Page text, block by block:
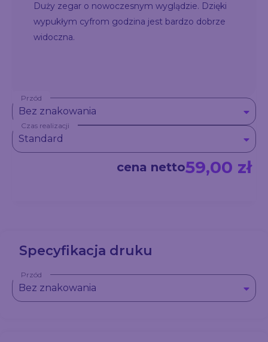
Duży zegar o nowoczesnym wyglądzie. Dzięki
wypukłym cyfrom godzina jest bardzo dobrze
widoczna.
Przód
Bez znakowania
Czas realizacji
Standard
cena netto59,00 zł
Specyfikacja druku
Przód
Bez znakowania